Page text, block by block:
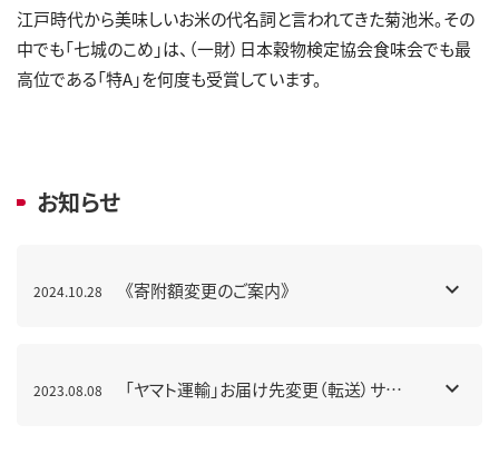
江戸時代から美味しいお米の代名詞と言われてきた菊池米。その
中でも「七城のこめ」は、（一財）日本穀物検定協会食味会でも最
高位である「特A」を何度も受賞しています。
お知らせ
2024.10.28 《寄附額変更のご案内》
2023.08.08
「ヤマト運輸」お届け先変更（転送）サー